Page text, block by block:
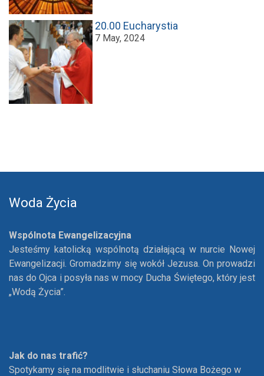
20.00 Eucharystia
7 May, 2024
Woda Życia
Wspólnota Ewangelizacyjna
Jesteśmy katolicką wspólnotą działającą w nurcie Nowej
Ewangelizacji. Gromadzimy się wokół Jezusa. On prowadzi
nas do Ojca i posyła nas w mocy Ducha Świętego, który jest
„Wodą Życia”.
Jak do nas trafić?
Spotykamy się na modlitwie i słuchaniu Słowa Bożego w